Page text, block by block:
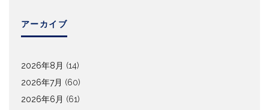
アーカイブ
2026年8月 (14)
2026年7月 (60)
2026年6月 (61)